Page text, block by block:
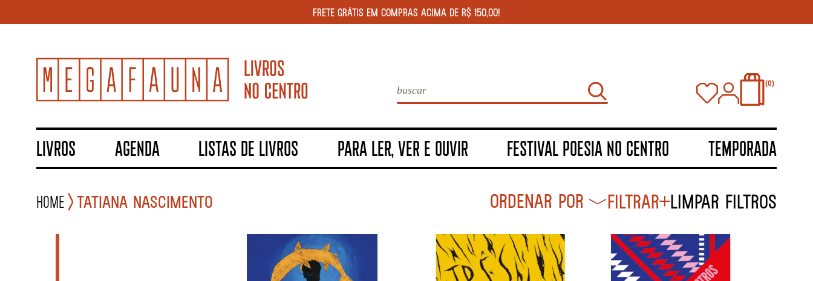
FRETE GRÁTIS EM COMPRAS ACIMA DE R$ 150,00!
0
LIVROS AGENDA LISTAS DE LIVROS PARA LER, VER E OUVIR FESTIVAL POESIA NO CENTRO TEMPORADA
Home TATIANA NASCIMENTO Filtrar Limpar filtros